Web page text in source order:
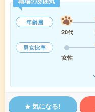
年齢層
20代
男女比率
女性
気になる!